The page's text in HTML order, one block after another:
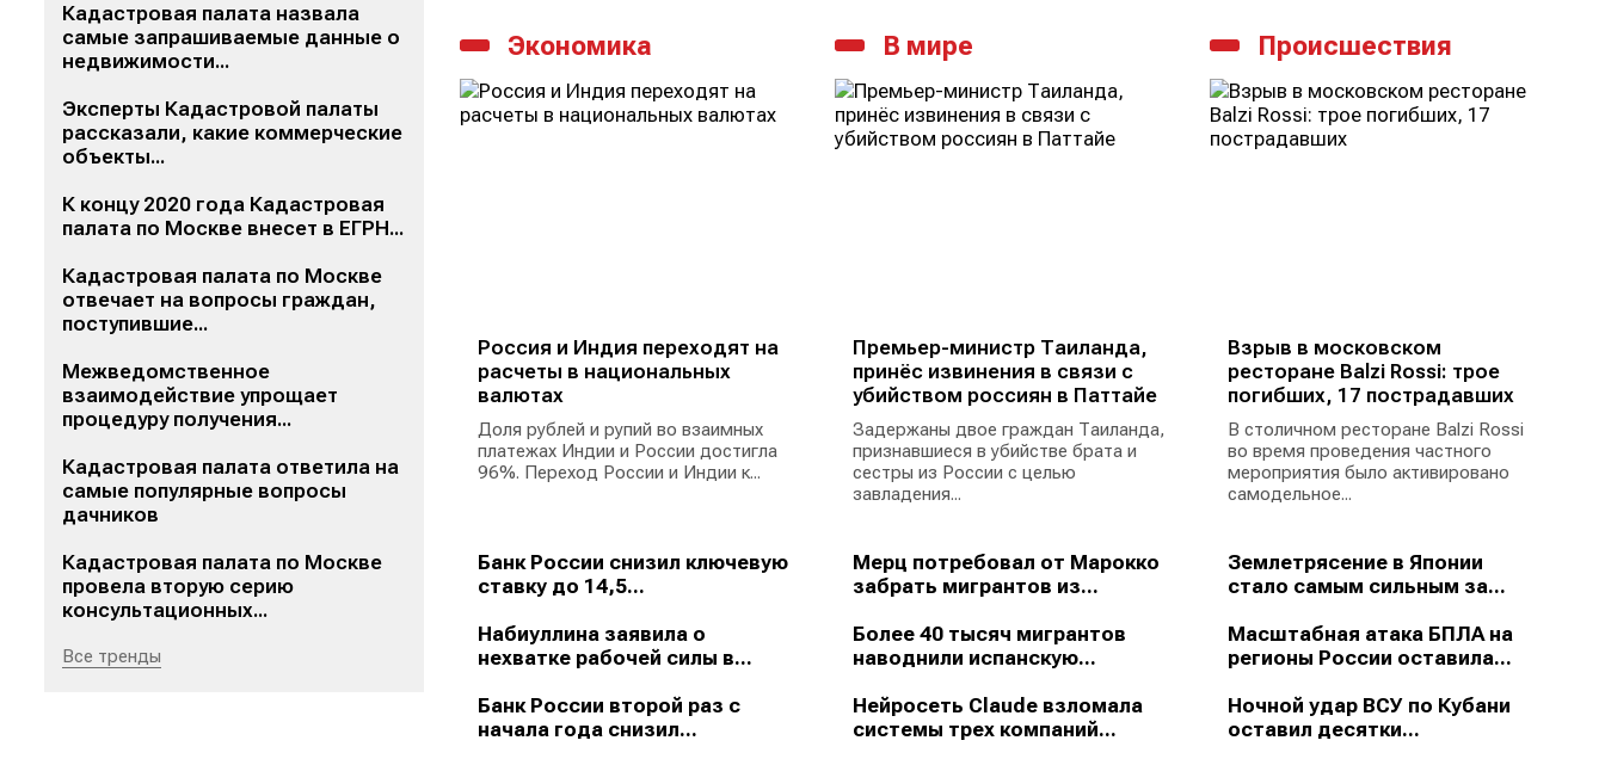
Экономика
Россия и Индия переходят на
расчеты в национальных
валютах
Доля рублей и рупий во взаимных
платежах Индии и России достигла
96%. Переход России и Индии к...
Банк России снизил ключевую
ставку до 14,5...
Набиуллина заявила о
нехватке рабочей силы в...
Банк России второй раз с
начала года снизил...
В мире
Премьер-министр Таиланда,
принёс извинения в связи с
убийством россиян в Паттайе
Задержаны двое граждан Таиланда,
признавшиеся в убийстве брата и
сестры из России с целью
завладения...
Мерц потребовал от Марокко
забрать мигрантов из...
Более 40 тысяч мигрантов
наводнили испанскую...
Нейросеть Claude взломала
системы трех компаний...
Происшествия
Взрыв в московском
ресторане Balzi Rossi: трое
погибших, 17 пострадавших
В столичном ресторане Balzi Rossi
во время проведения частного
мероприятия было активировано
самодельное...
Землетрясение в Японии
стало самым сильным за...
Масштабная атака БПЛА на
регионы России оставила...
Ночной удар ВСУ по Кубани
оставил десятки...
Кадастровая палата назвала
самые запрашиваемые данные о
недвижимости...
Эксперты Кадастровой палаты
рассказали, какие коммерческие
объекты...
К концу 2020 года Кадастровая
палата по Москве внесет в ЕГРН...
Кадастровая палата по Москве
отвечает на вопросы граждан,
поступившие...
Межведомственное
взаимодействие упрощает
процедуру получения...
Кадастровая палата ответила на
самые популярные вопросы
дачников
Кадастровая палата по Москве
провела вторую серию
консультационных...
Все тренды